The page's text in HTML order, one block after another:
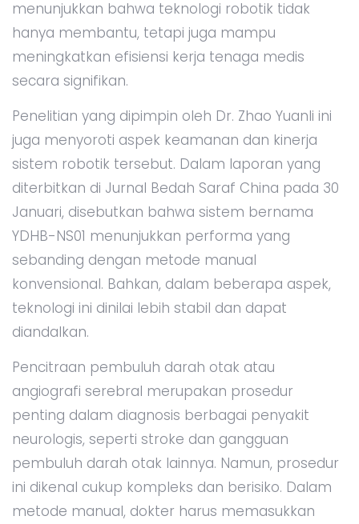
menunjukkan bahwa teknologi robotik tidak
hanya membantu, tetapi juga mampu
meningkatkan efisiensi kerja tenaga medis
secara signifikan.
Penelitian yang dipimpin oleh Dr. Zhao Yuanli ini
juga menyoroti aspek keamanan dan kinerja
sistem robotik tersebut. Dalam laporan yang
diterbitkan di Jurnal Bedah Saraf China pada 30
Januari, disebutkan bahwa sistem bernama
YDHB-NS01 menunjukkan performa yang
sebanding dengan metode manual
konvensional. Bahkan, dalam beberapa aspek,
teknologi ini dinilai lebih stabil dan dapat
diandalkan.
Pencitraan pembuluh darah otak atau
angiografi serebral merupakan prosedur
penting dalam diagnosis berbagai penyakit
neurologis, seperti stroke dan gangguan
pembuluh darah otak lainnya. Namun, prosedur
ini dikenal cukup kompleks dan berisiko. Dalam
metode manual, dokter harus memasukkan